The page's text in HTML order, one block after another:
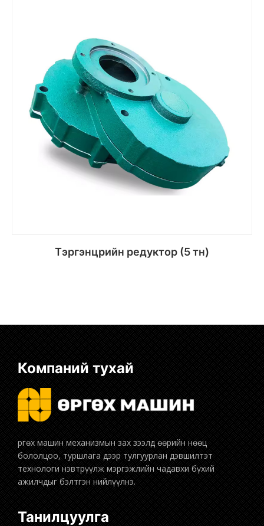
Тэргэнцрийн редуктор (5 тн)
Компаний тухай
бололцоо, туршлага дээр тулгуурлан дэвшилтэт
технологи нэвтрүүлж мэргэжлийн чадавхи бүхий
ажилчдыг бэлтгэн нийлүүлнэ.
Танилцуулга